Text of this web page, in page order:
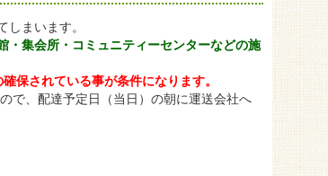
しまいます。
・集会所・コミュニティーセンターなどの施
保されている事が条件になります。
で、配達予定日（当日）の朝に運送会社へ